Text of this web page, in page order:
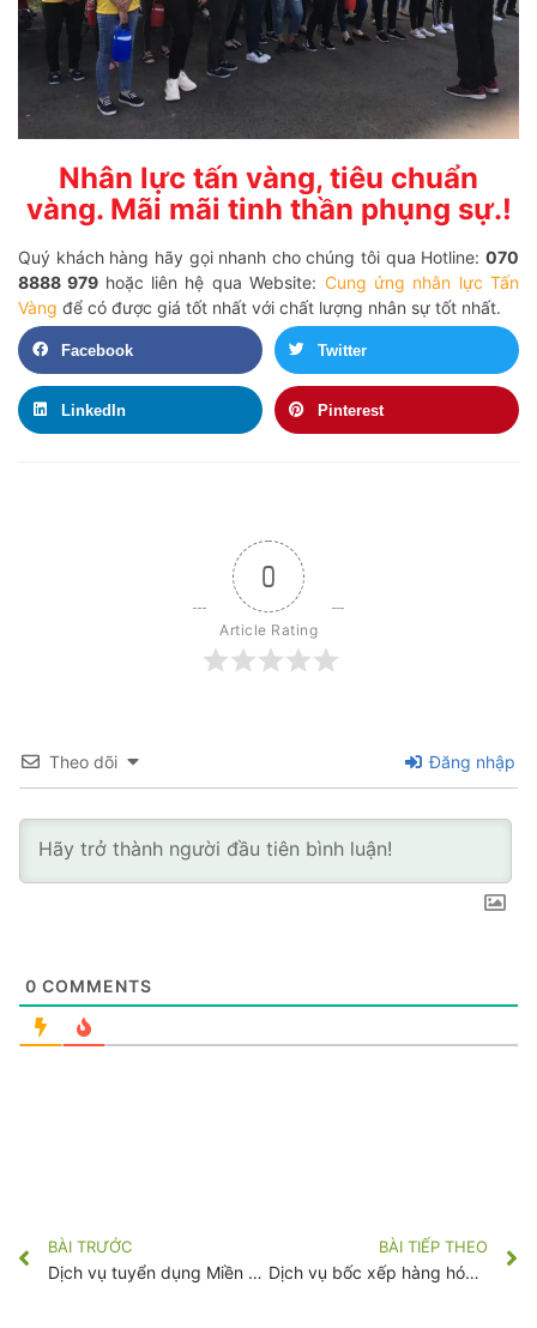
Nhân lực tấn vàng, tiêu chuẩn
vàng. Mãi mãi tinh thần phụng sự.!
Quý khách hàng hãy gọi nhanh cho chúng tôi qua Hotline: 070
8888 979 hoặc liên hệ qua Website: Cung ứng nhân lực Tấn
Vàng để có được giá tốt nhất với chất lượng nhân sự tốt nhất.
Facebook Twitter
LinkedIn Pinterest
0
Article Rating
Theo dõi Đăng nhập
0 COMMENTS
BÀI TRƯỚC
Dịch vụ tuyển dụng Miền Nam
BÀI TIẾP THEO
Dịch vụ bốc xếp hàng hóa Tấn Vàng